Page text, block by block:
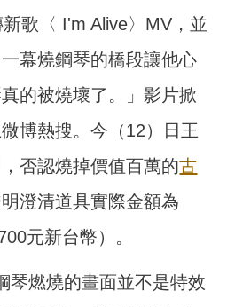
歌〈 I'm Alive〉MV，並
幕燒鋼琴的橋段讓他心
的被燒壞了。」影片掀
博熱搜。今（12）日王
否認燒掉價值百萬的古
澄清道具實際金額為
元新台幣）。
琴燃燒的畫面並不是特效